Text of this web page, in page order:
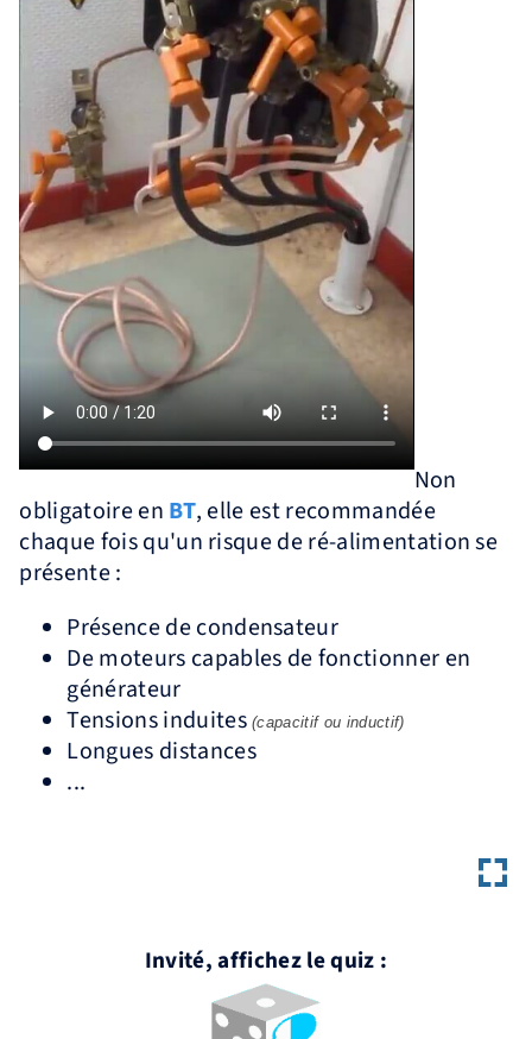
Non
obligatoire en BT, elle est recommandée
chaque fois qu'un risque de ré-alimentation se
présente :
Présence de condensateur
De moteurs capables de fonctionner en
générateur
Tensions induites(capacitif ou inductif)
Longues distances
...
Invité, affichez le quiz :